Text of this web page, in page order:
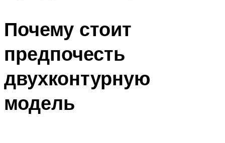
Почему стоит
предпочесть
двухконтурную
модель